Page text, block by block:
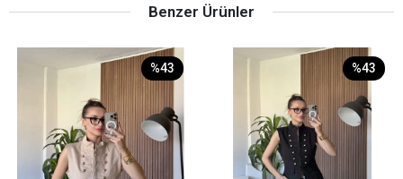
Benzer Ürünler
%43 %43